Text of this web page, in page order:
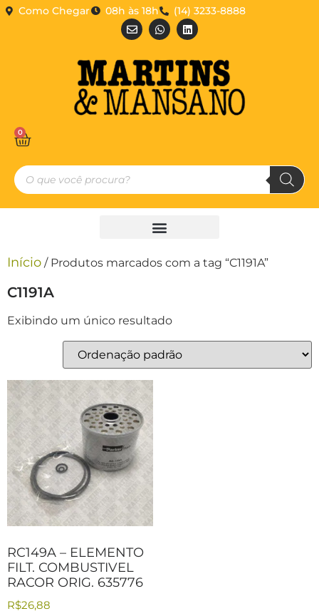
Como Chegar 08h às 18h (14) 3233-8888
0
Início / Produtos marcados com a tag “C1191A”
C1191A
Exibindo um único resultado
RC149A – ELEMENTO
FILT. COMBUSTIVEL
RACOR ORIG. 635776
R$26,88